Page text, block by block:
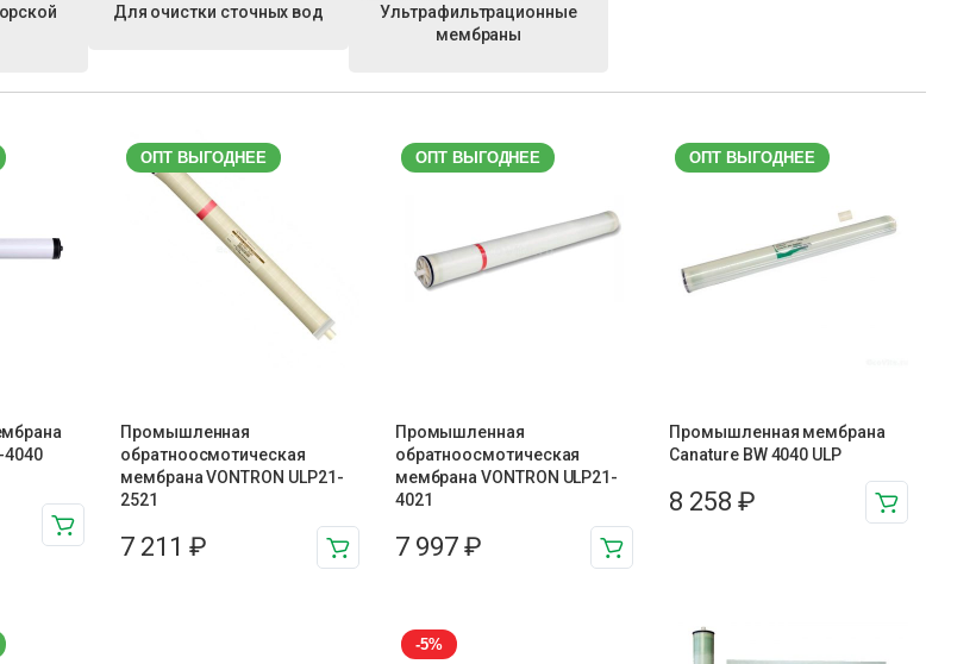
Для очистки сточных вод
Ультрафильтрационные
мембраны
4040
ОПТ ВЫГОДНЕЕ
Промышленная
обратноосмотическая
мембрана VONTRON ULP21-
2521
7 211 ₽
ОПТ ВЫГОДНЕЕ
Промышленная
обратноосмотическая
мембрана VONTRON ULP21-
4021
7 997 ₽
ОПТ ВЫГОДНЕЕ
Промышленная мембрана
Canature BW 4040 ULP
8 258₽
-5%